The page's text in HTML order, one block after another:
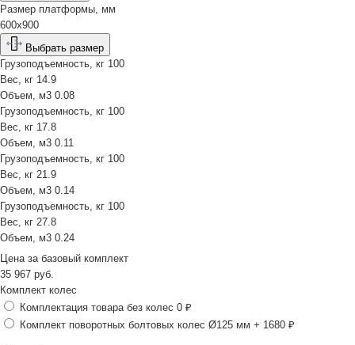
Размер платформы, мм
600х900
Выбрать размер
Грузоподъемность, кг 100
Вес, кг 14.9
Объем, м3 0.08
Грузоподъемность, кг 100
Вес, кг 17.8
Объем, м3 0.11
Грузоподъемность, кг 100
Вес, кг 21.9
Объем, м3 0.14
Грузоподъемность, кг 100
Вес, кг 27.8
Объем, м3 0.24
Цена за базовый комплект
35 967 руб.
Комплект колес
Комплектация товара без колес 0 ₽
Комплект поворотных болтовых колес Ø125 мм + 1680 ₽